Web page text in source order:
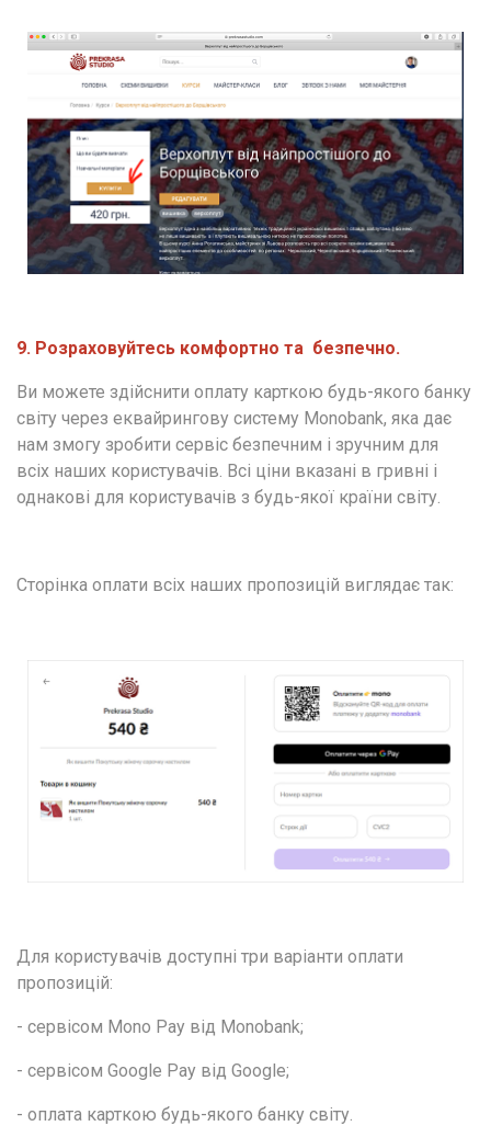
9. Розраховуйтесь комфортно та  безпечно.
Ви можете здійснити оплату карткою будь-якого банку
світу через еквайрингову систему Monobank, яка дає
нам змогу зробити сервіс безпечним і зручним для
всіх наших користувачів. Всі ціни вказані в гривні і
однакові для користувачів з будь-якої країни світу.
Сторінка оплати всіх наших пропозицій виглядає так:
Для користувачів доступні три варіанти оплати
пропозицій:
- сервісом Mono Pay від Monobank;
- сервісом Google Pay від Google;
- оплата карткою будь-якого банку світу.